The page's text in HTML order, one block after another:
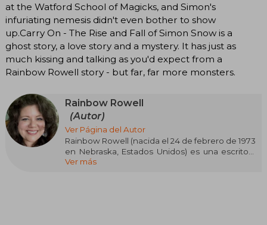
at the Watford School of Magicks, and Simon's
infuriating nemesis didn't even bother to show
up.Carry On - The Rise and Fall of Simon Snow is a
ghost story, a love story and a mystery. It has just as
much kissing and talking as you'd expect from a
Rainbow Rowell story - but far, far more monsters.
Rainbow Rowell
(Autor)
Ver Página del Autor
Rainbow Rowell (nacida el 24 de febrero de 1973
en Nebraska, Estados Unidos) es una escritora
estadounidense reconocida por sus novelas
Ver más